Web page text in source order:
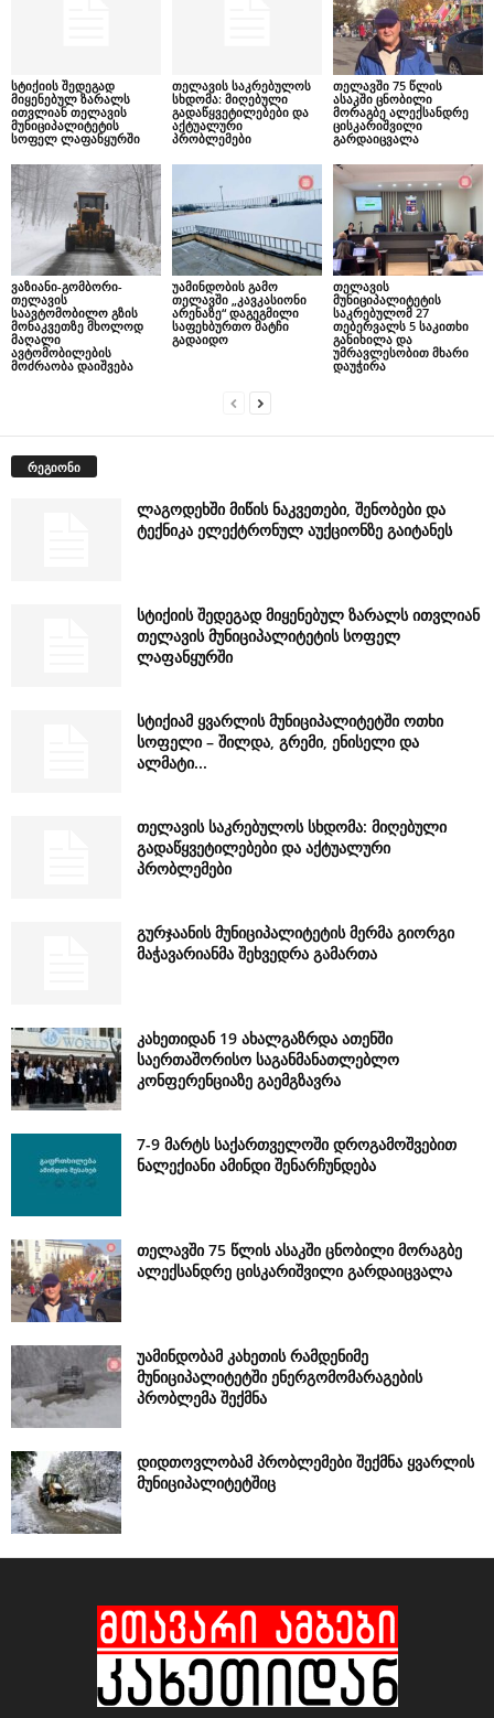
სტიქიის შედეგად
მიყენებულ ზარალს
ითვლიან თელავის
მუნიციპალიტეტის
სოფელ ლაფანყურში
თელავის საკრებულოს
სხდომა: მიღებული
გადაწყვეტილებები და
აქტუალური
პრობლემები
თელავში 75 წლის
ასაკში ცნობილი
მორაგბე ალექსანდრე
ცისკარიშვილი
გარდაიცვალა
ვაზიანი-გომბორი-
თელავის
საავტომობილო გზის
მონაკვეთზე მხოლოდ
მაღალი
ავტომობილების
მოძრაობა დაიშვება
უამინდობის გამო
თელავში „კავკასიონი
არენაზე“ დაგეგმილი
საფეხბურთო მატჩი
გადაიდო
თელავის
მუნიციპალიტეტის
საკრებულომ 27
თებერვალს 5 საკითხი
განიხილა და
უმრავლესობით მხარი
დაუჭირა
რეგიონი
ლაგოდეხში მიწის ნაკვეთები, შენობები და
ტექნიკა ელექტრონულ აუქციონზე გაიტანეს
სტიქიის შედეგად მიყენებულ ზარალს ითვლიან
თელავის მუნიციპალიტეტის სოფელ
ლაფანყურში
სტიქიამ ყვარლის მუნიციპალიტეტში ოთხი
სოფელი – შილდა, გრემი, ენისელი და
ალმატი...
თელავის საკრებულოს სხდომა: მიღებული
გადაწყვეტილებები და აქტუალური
პრობლემები
გურჯაანის მუნიციპალიტეტის მერმა გიორგი
მაჭავარიანმა შეხვედრა გამართა
კახეთიდან 19 ახალგაზრდა ათენში
საერთაშორისო საგანმანათლებლო
კონფერენციაზე გაემგზავრა
7-9 მარტს საქართველოში დროგამოშვებით
ნალექიანი ამინდი შენარჩუნდება
თელავში 75 წლის ასაკში ცნობილი მორაგბე
ალექსანდრე ცისკარიშვილი გარდაიცვალა
უამინდობამ კახეთის რამდენიმე
მუნიციპალიტეტში ენერგომომარაგების
პრობლემა შექმნა
დიდთოვლობამ პრობლემები შექმნა ყვარლის
მუნიციპალიტეტშიც